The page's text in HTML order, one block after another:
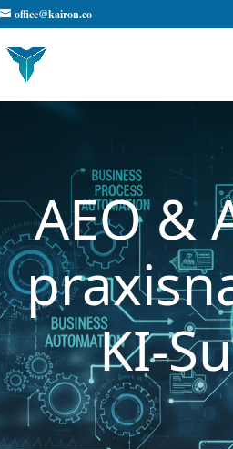
office@kairon.co
AEO &
KI-